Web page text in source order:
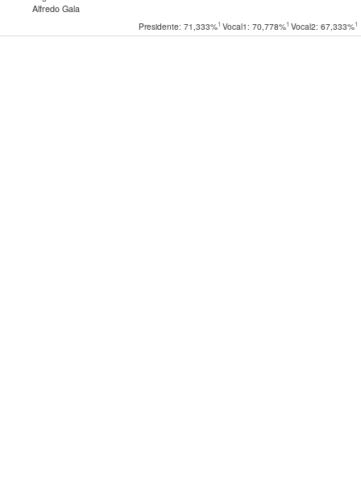
Alfredo Gala
Presidente: 71,333%1 Vocal1: 70,778%1 Vocal2: 67,333%1